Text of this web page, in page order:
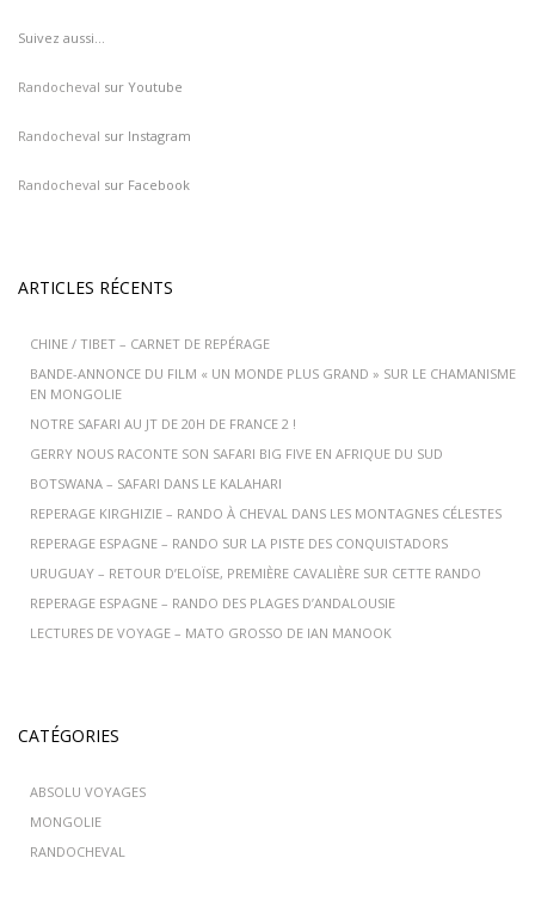
Suivez aussi…
Randocheval sur Youtube
Randocheval sur Instagram
Randocheval sur Facebook
ARTICLES RÉCENTS
CHINE / TIBET – CARNET DE REPÉRAGE
BANDE-ANNONCE DU FILM « UN MONDE PLUS GRAND » SUR LE CHAMANISME
EN MONGOLIE
NOTRE SAFARI AU JT DE 20H DE FRANCE 2 !
GERRY NOUS RACONTE SON SAFARI BIG FIVE EN AFRIQUE DU SUD
BOTSWANA – SAFARI DANS LE KALAHARI
REPERAGE KIRGHIZIE – RANDO À CHEVAL DANS LES MONTAGNES CÉLESTES
REPERAGE ESPAGNE – RANDO SUR LA PISTE DES CONQUISTADORS
URUGUAY – RETOUR D’ELOÏSE, PREMIÈRE CAVALIÈRE SUR CETTE RANDO
REPERAGE ESPAGNE – RANDO DES PLAGES D’ANDALOUSIE
LECTURES DE VOYAGE – MATO GROSSO DE IAN MANOOK
CATÉGORIES
ABSOLU VOYAGES
MONGOLIE
RANDOCHEVAL